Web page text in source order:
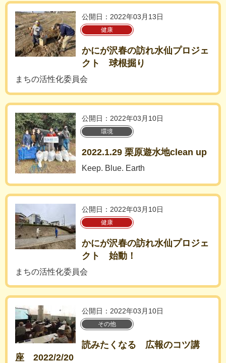
公開日：2022年03月13日
健康
かにが沢春の訪れ水仙プロジェ
クト 球根掘り
まちの活性化委員会
公開日：2022年03月10日
環境
2022.1.29 栗原遊水地clean up
Keep. Blue. Earth
公開日：2022年03月10日
健康
かにが沢春の訪れ水仙プロジェ
クト 始動！
まちの活性化委員会
公開日：2022年03月10日
その他
読みたくなる 広報のコツ講
座 2022/2/20